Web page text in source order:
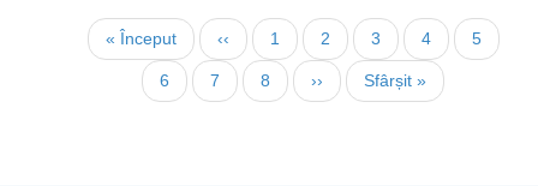
Prima
pagină
« Început
Pagina
anterioară
‹‹ Page
1 Page
2 Page
3
Pagina
curentă
4 Page
5
Page
6 Page
7 Page
8
Pagina
următoare
››
Ultima
pagină
Sfârșit »